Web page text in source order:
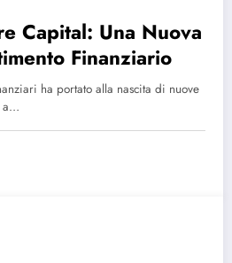
Capital: Una Nuova
Finanziario
ha portato alla nascita di nuove
a…